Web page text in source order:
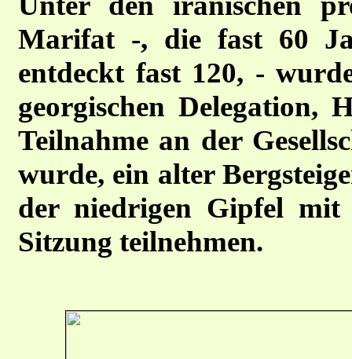
Marifat -, die fast 60
entdeckt fast 120, -
georgischen Delegation,
Teilnahme an der
wurde, ein alter
der niedrigen Gipfel
Sitzung teilnehmen.